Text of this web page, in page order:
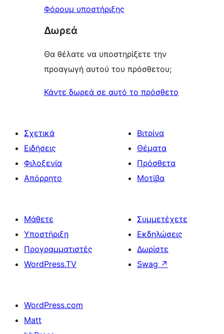
Φόρουμ υποστήριξης
Δωρεά
Θα θέλατε να υποστηρίξετε την
προαγωγή αυτού του πρόσθετου;
Κάντε δωρεά σε αυτό το πρόσθετο
Σχετικά
Ειδήσεις
Φιλοξενία
Απόρρητο
Βιτρίνα
Θέματα
Πρόσθετα
Μοτίβα
Μάθετε
Υποστήριξη
Προγραμματιστές
WordPress.TV
Συμμετέχετε
Εκδηλώσεις
Δωρίστε
Swag ↗
WordPress.com
Matt